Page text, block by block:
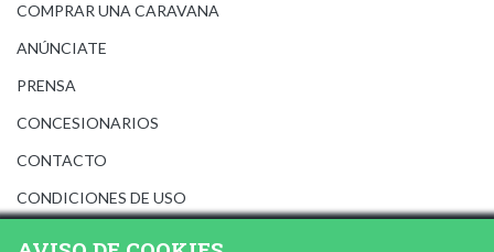
COMPRAR UNA CARAVANA
ANÚNCIATE
PRENSA
CONCESIONARIOS
CONTACTO
CONDICIONES DE USO